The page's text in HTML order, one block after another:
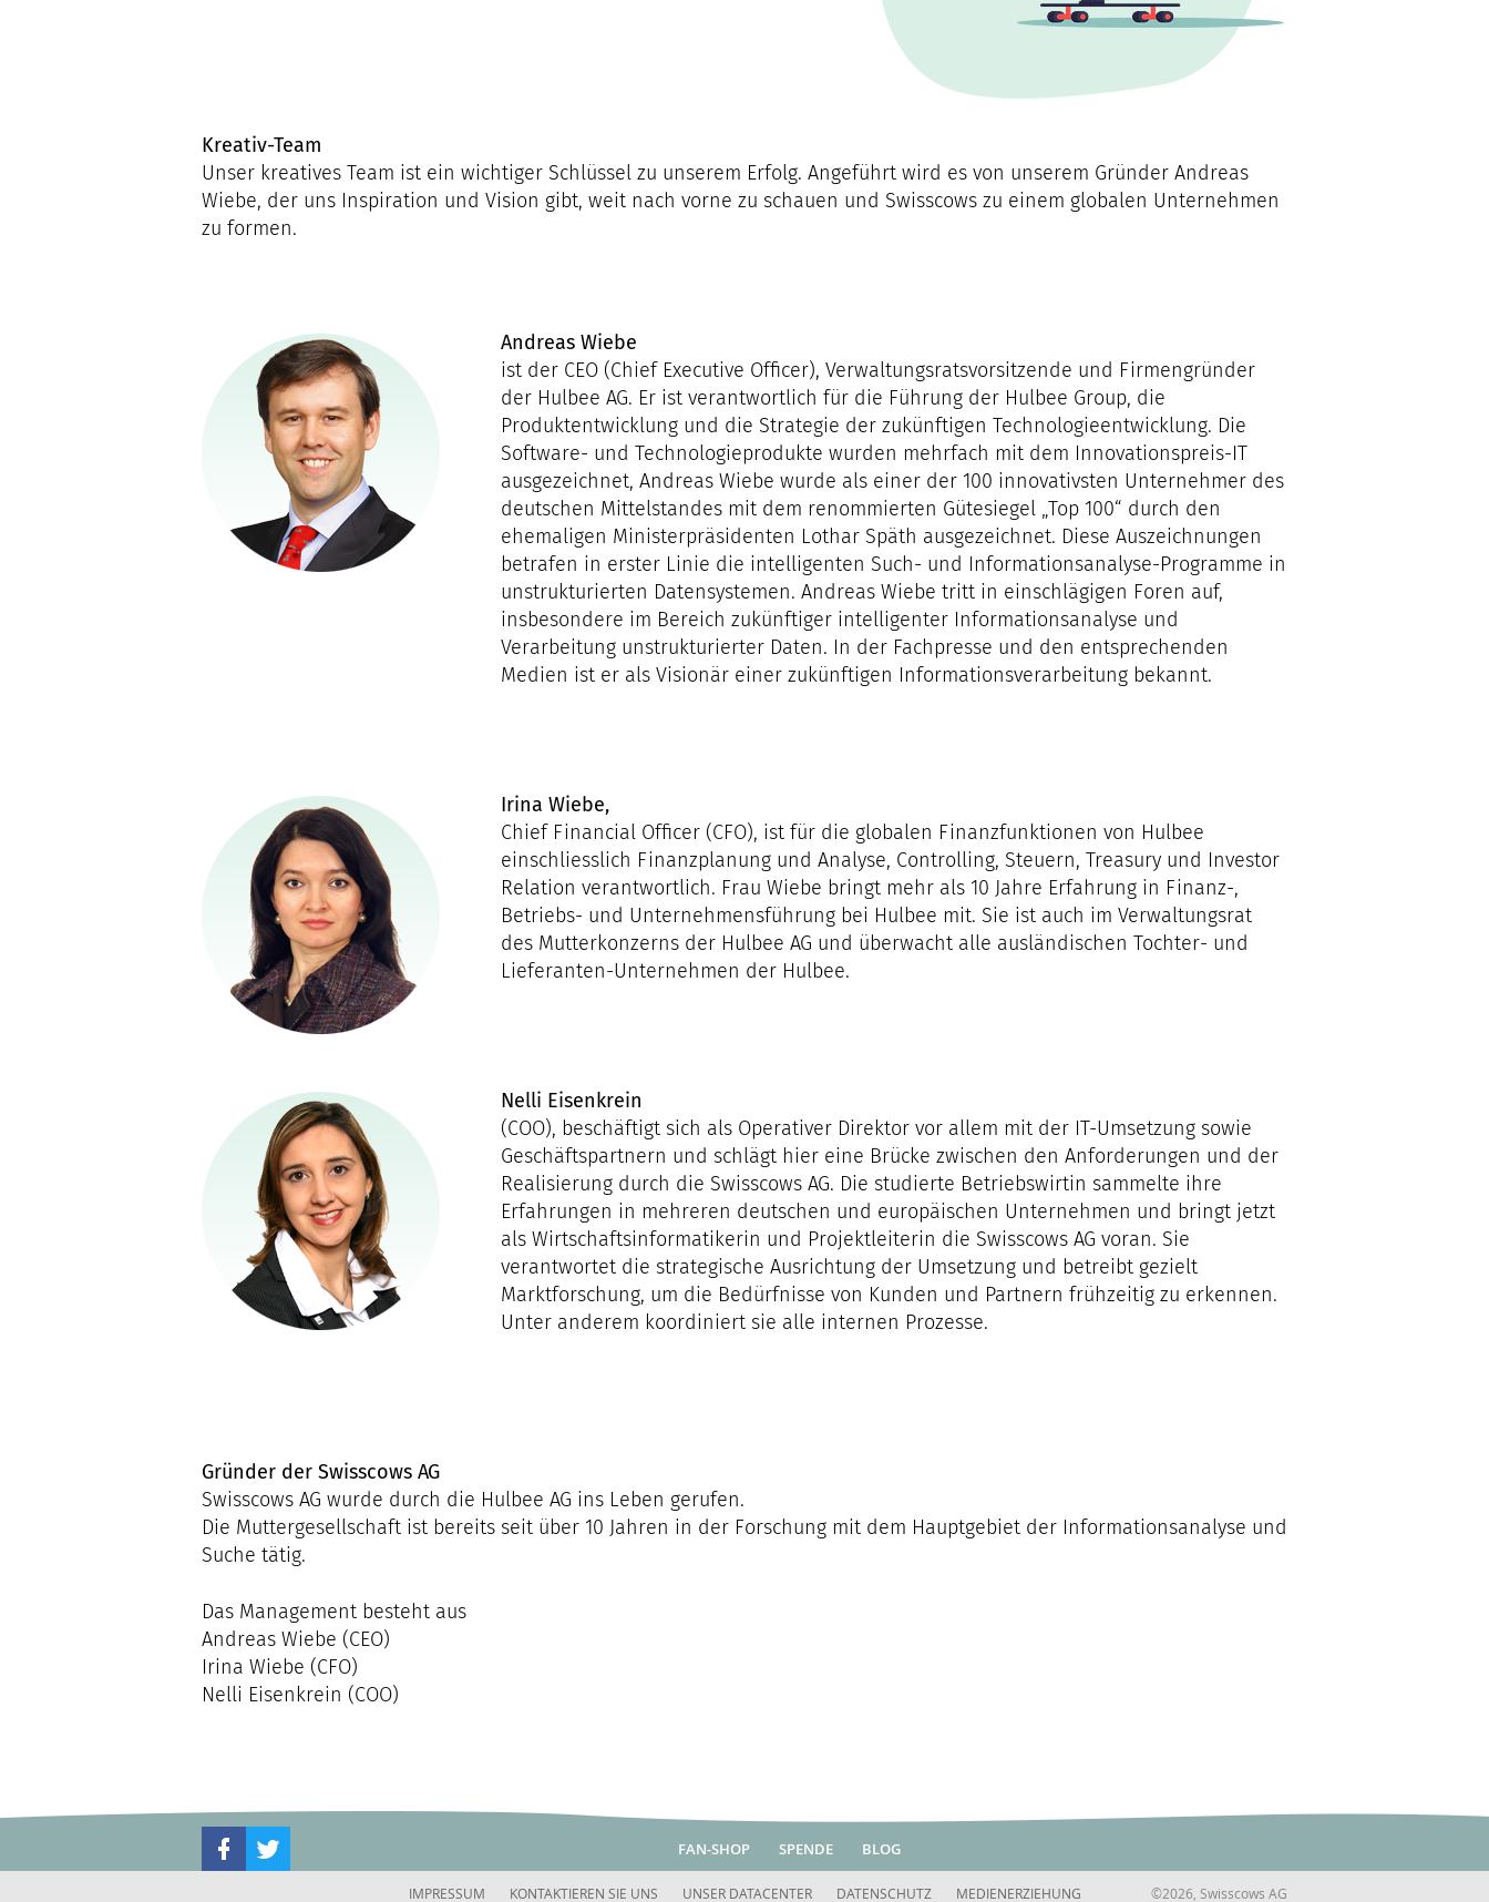
Kreativ-Team
Unser kreatives Team ist ein wichtiger Schlüssel zu unserem Erfolg. Angeführt wird es von unserem Gründer Andreas
Wiebe, der uns Inspiration und Vision gibt, weit nach vorne zu schauen und Swisscows zu einem globalen Unternehmen
zu formen.
Andreas Wiebe
ist der CEO (Chief Executive Officer), Verwaltungsratsvorsitzende und Firmengründer
der Hulbee AG. Er ist verantwortlich für die Führung der Hulbee Group, die
Produktentwicklung und die Strategie der zukünftigen Technologieentwicklung. Die
Software- und Technologieprodukte wurden mehrfach mit dem Innovationspreis-IT
ausgezeichnet, Andreas Wiebe wurde als einer der 100 innovativsten Unternehmer des
deutschen Mittelstandes mit dem renommierten Gütesiegel „Top 100“ durch den
ehemaligen Ministerpräsidenten Lothar Späth ausgezeichnet. Diese Auszeichnungen
betrafen in erster Linie die intelligenten Such- und Informationsanalyse-Programme in
unstrukturierten Datensystemen. Andreas Wiebe tritt in einschlägigen Foren auf,
insbesondere im Bereich zukünftiger intelligenter Informationsanalyse und
Verarbeitung unstrukturierter Daten. In der Fachpresse und den entsprechenden
Medien ist er als Visionär einer zukünftigen Informationsverarbeitung bekannt.
Irina Wiebe,
Chief Financial Officer (CFO), ist für die globalen Finanzfunktionen von Hulbee
einschliesslich Finanzplanung und Analyse, Controlling, Steuern, Treasury und Investor
Relation verantwortlich. Frau Wiebe bringt mehr als 10 Jahre Erfahrung in Finanz-,
Betriebs- und Unternehmensführung bei Hulbee mit. Sie ist auch im Verwaltungsrat
des Mutterkonzerns der Hulbee AG und überwacht alle ausländischen Tochter- und
Lieferanten-Unternehmen der Hulbee.
Nelli Eisenkrein
(COO), beschäftigt sich als Operativer Direktor vor allem mit der IT-Umsetzung sowie
Geschäftspartnern und schlägt hier eine Brücke zwischen den Anforderungen und der
Realisierung durch die Swisscows AG. Die studierte Betriebswirtin sammelte ihre
Erfahrungen in mehreren deutschen und europäischen Unternehmen und bringt jetzt
als Wirtschaftsinformatikerin und Projektleiterin die Swisscows AG voran. Sie
verantwortet die strategische Ausrichtung der Umsetzung und betreibt gezielt
Marktforschung, um die Bedürfnisse von Kunden und Partnern frühzeitig zu erkennen.
Unter anderem koordiniert sie alle internen Prozesse.
Gründer der Swisscows AG
Swisscows AG wurde durch die Hulbee AG ins Leben gerufen.
Die Muttergesellschaft ist bereits seit über 10 Jahren in der Forschung mit dem Hauptgebiet der Informationsanalyse und
Suche tätig.
Das Management besteht aus
Andreas Wiebe (CEO)
Irina Wiebe (CFO)
Nelli Eisenkrein (COO)
FAN-SHOP SPENDE BLOG
IMPRESSUM KONTAKTIEREN SIE UNS UNSER DATACENTER DATENSCHUTZ MEDIENERZIEHUNG ©2026, Swisscows AG